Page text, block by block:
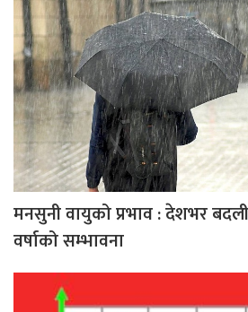
मनसुनी वायुको प्रभाव : देशभर
वर्षाको सम्भावना